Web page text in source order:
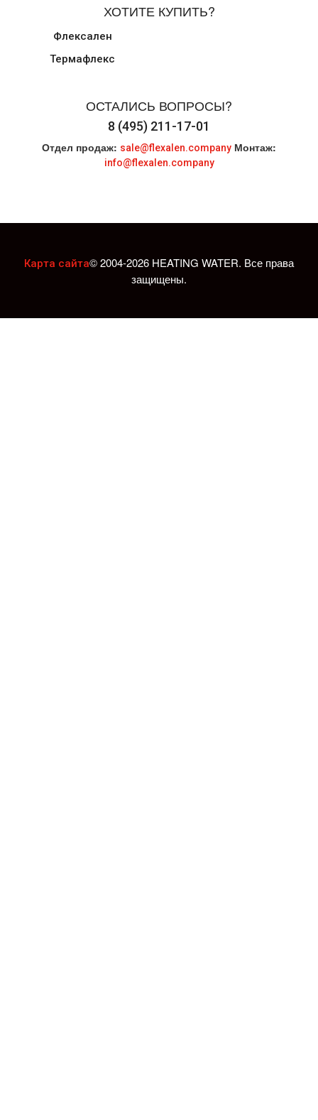
ХОТИТЕ КУПИТЬ?
Флексален
Термафлекс
ОСТАЛИСЬ ВОПРОСЫ?
8 (495) 211-17-01
Отдел продаж: sale@flexalen.company Монтаж:
info@flexalen.company
Карта сайта© 2004-2026 HEATING WATER. Все права
защищены.